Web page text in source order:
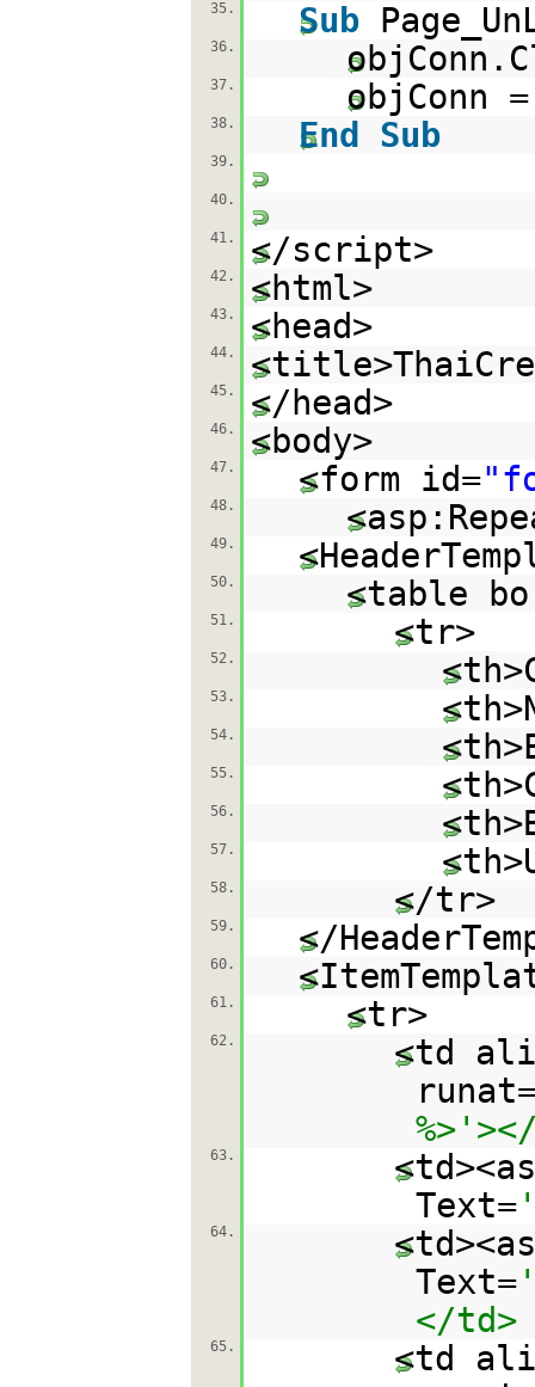
35. Sub
36.
37. objConn
38. End Sub
39.
40.
41. </script>
42. <html>
43. <head>
44.
45. </head>
46. <body>
47. <form id=
48.
49.
50. <table
51. <tr>
52.
53.
54.
55.
56.
57.
58. </tr>
59. </
60.
61. <tr>
62.
<td
63.
Text=
64.
Text=
</td>
65.
<td